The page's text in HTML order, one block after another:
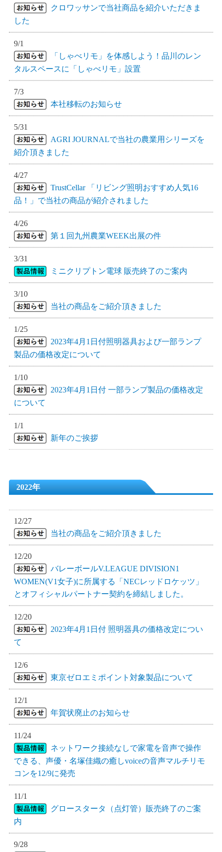
クロワッサンで当社商品を紹介いただきま
した
9/1
「しゃべリモ」を体感しよう！品川のレン
タルスペースに「しゃべリモ」設置
7/3
本社移転のお知らせ
5/31
AGRI JOURNALで当社の農業用シリーズを
紹介頂きました
4/27
TrustCellar 「リビング照明おすすめ人気16
品！」で当社の商品が紹介されました
4/26
第１回九州農業WEEK出展の件
3/31
ミニクリプトン電球 販売終了のご案内
3/10
当社の商品をご紹介頂きました
1/25
2023年4月1日付照明器具および一部ランプ
製品の価格改定について
1/10
2023年4月1日付 一部ランプ製品の価格改定
について
1/1
新年のご挨拶
2022年
12/27
当社の商品をご紹介頂きました
12/20
バレーボールV.LEAGUE DIVISION1
WOMEN(V1女子)に所属する「NECレッドロケッツ」
とオフィシャルパートナー契約を締結しました。
12/20
2023年4月1日付 照明器具の価格改定につい
て
12/6
東京ゼロエミポイント対象製品について
12/1
年賀状廃止のお知らせ
11/24
ネットワーク接続なしで家電を音声で操作
できる、声優・名塚佳織の癒しvoiceの音声マルチリモ
コンを12/9に発売
11/1
グロースタータ（点灯管）販売終了のご案
内
9/28